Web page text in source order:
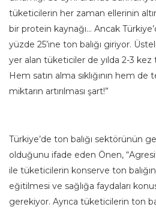
tüketicilerin her zaman ellerinin
bir protein kaynağı… Ancak
yüzde 25’ine ton balığı giriyor.
yer alan tüketiciler de yılda 2-3 kez
Hem satın alma sıklığının hem de
miktarın artırılması şart!”
Türkiye’de ton balığı sektörünün
olduğunu ifade eden Önen,
ile tüketicilerin konserve ton
eğitilmesi ve sağlığa faydaları
gerekiyor. Ayrıca tüketicilerin ton